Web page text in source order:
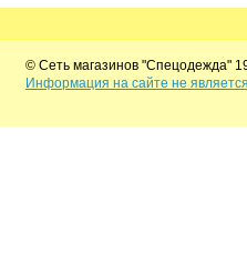
© Сеть магазинов "Спецодежда"
Информация на сайте не